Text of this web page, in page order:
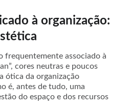
à organização:
frequentemente associado à
cores neutras e poucos
ótica da organização
é, antes de tudo, uma
do espaço e dos recursos